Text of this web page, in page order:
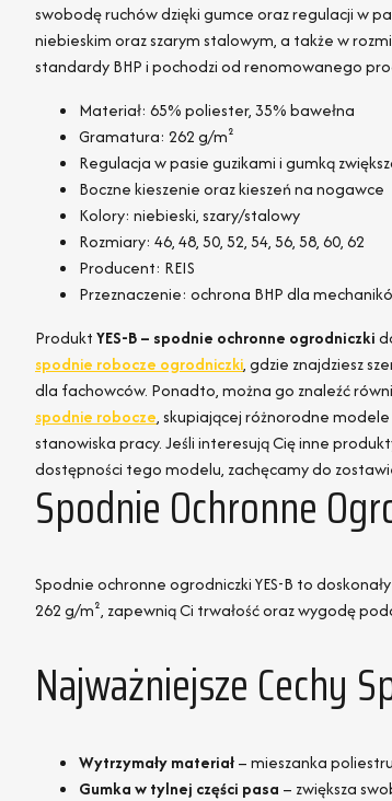
swobodę ruchów dzięki gumce oraz regulacji w
niebieskim oraz szarym stalowym, a także w
standardy BHP i pochodzi od renomowanego
Materiał: 65% poliester, 35% bawełna
Gramatura: 262 g/m²
Regulacja w pasie guzikami i gumką
Boczne kieszenie oraz kieszeń na nogawce
Kolory: niebieski, szary/stalowy
Rozmiary: 46, 48, 50, 52, 54, 56, 58, 60, 62
Producent: REIS
Przeznaczenie: ochrona BHP dla
ProduktYES-B – spodnie ochronne ogrodniczki
spodnie robocze ogrodniczki, gdzie znajdziesz
dla fachowców. Ponadto, można go znaleźć
spodnie robocze, skupiającej różnorodne
stanowiska pracy. Jeśli interesują Cię inne
dostępności tego modelu, zachęcamy do
Spodnie Ochronne
Spodnie ochronne ogrodniczki YES-B to
262 g/m², zapewnią Ci trwałość oraz wygodę
Najważniejsze Cechy
Wytrzymały materiał– mieszanka
Gumka w tylnej części pasa – zwiększa